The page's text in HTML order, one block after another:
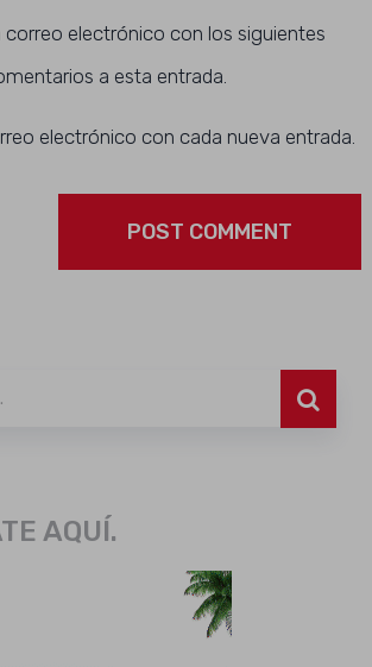
correo electrónico con los siguientes
a esta entrada.
electrónico con cada nueva entrada.
AQUÍ.